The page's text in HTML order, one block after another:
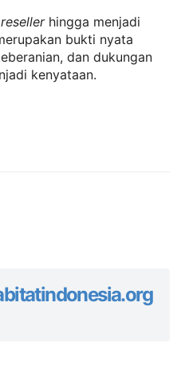
reseller hingga menjadi
bukti nyata
dan dukungan
kenyataan.